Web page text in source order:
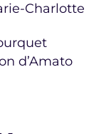
Charlotte
d’Amato